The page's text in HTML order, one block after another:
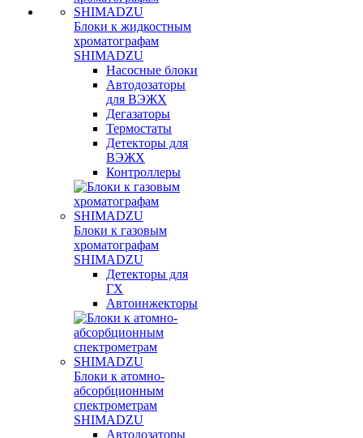
Блоки к жидкостным
хроматографам
SHIMADZU
Насосные блоки
Автодозаторы
для ВЭЖХ
Дегазаторы
Термостаты
Детекторы для
ВЭЖХ
Контроллеры
Блоки к газовым
хроматографам
SHIMADZU
Детекторы для
ГХ
Автоинжекторы
Блоки к атомно-
абсорбционным
спектрометрам
SHIMADZU
Автодозаторы